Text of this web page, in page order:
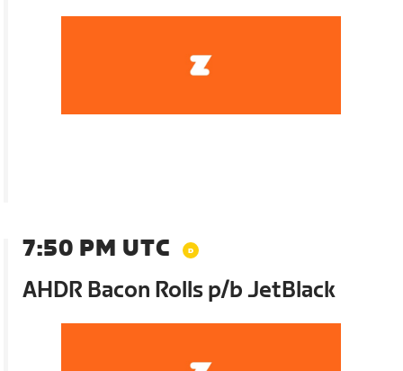
7:50 PM UTC
AHDR Bacon Rolls p/b JetBlack